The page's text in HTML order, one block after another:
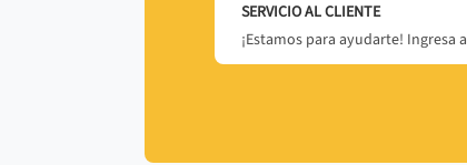
SERVICIO AL CLIENTE
¡Estamos para ayudarte! Ingresa a